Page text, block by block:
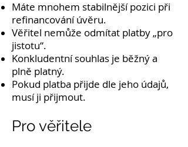
Máte mnohem stabilnější pozici při
refinancování úvěru.
Věřitel nemůže odmítat platby „pro
jistotu“.
Konkludentní souhlas je běžný a
plně platný.
Pokud platba přijde dle jeho údajů,
musí ji přijmout.
Pro věřitele